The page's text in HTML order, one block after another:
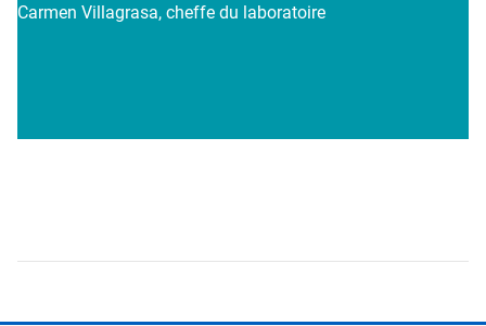
Carmen Villagrasa, cheffe du laboratoire